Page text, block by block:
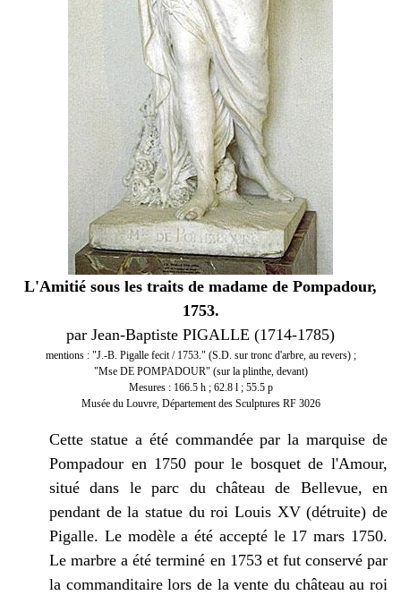
L'Amitié sous les traits de madame de Pompadour,
1753.
par Jean-Baptiste PIGALLE (1714-1785)
mentions : "J.-B. Pigalle fecit / 1753." (S.D. sur tronc d'arbre, au revers) ;
"Mse DE POMPADOUR" (sur la plinthe, devant)
Mesures : 166.5 h ; 62.8 l ; 55.5 p
Musée du Louvre, Département des Sculptures RF 3026
Cette statue a été commandée par la marquise de
Pompadour en 1750 pour le bosquet de l'Amour,
situé dans le parc du château de Bellevue, en
pendant de la statue du roi Louis XV (détruite) de
Pigalle. Le modèle a été accepté le 17 mars 1750.
Le marbre a été terminé en 1753 et fut conservé par
la commanditaire lors de la vente du château au roi